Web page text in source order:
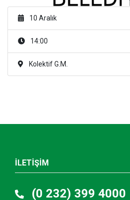
10 Aralık
14:00
Kolektif G.M.
İLETİŞİM
(0 232) 399 4000